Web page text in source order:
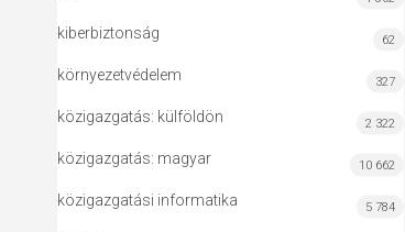
kiberbiztonság 62
környezetvédelem 327
közigazgatás: külföldön 2 322
közigazgatás: magyar 10 662
közigazgatási informatika 5 784